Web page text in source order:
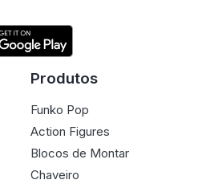
Produtos
Funko Pop
Action Figures
Blocos de Montar
Chaveiro